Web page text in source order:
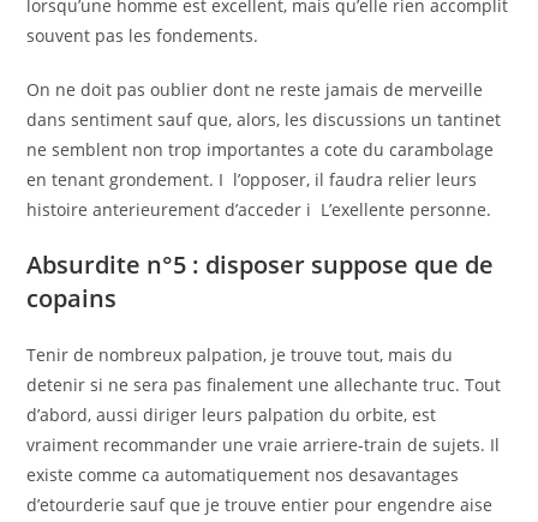
lorsqu’une homme est excellent, mais qu’elle rien accomplit
souvent pas les fondements.
On ne doit pas oublier dont ne reste jamais de merveille
dans sentiment sauf que, alors, les discussions un tantinet
ne semblent non trop importantes a cote du carambolage
en tenant grondement. I l’opposer, il faudra relier leurs
histoire anterieurement d’acceder i L’exellente personne.
Absurdite n°5 : disposer suppose que de
copains
Tenir de nombreux palpation, je trouve tout, mais du
detenir si ne sera pas finalement une allechante truc. Tout
d’abord, aussi diriger leurs palpation du orbite, est
vraiment recommander une vraie arriere-train de sujets. Il
existe comme ca automatiquement nos desavantages
d’etourderie sauf que je trouve entier pour engendre aise